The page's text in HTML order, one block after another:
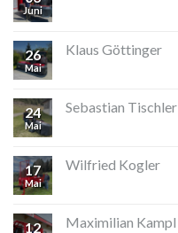
Juni
26
Mai
Klaus Göttinger
24
Mai
Sebastian Tischler
17
Mai
Wilfried Kogler
12 Maximilian Kampl